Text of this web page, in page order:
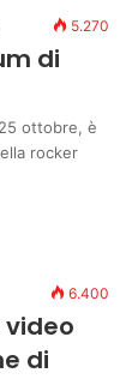
5.270
di
ottobre, è
rocker
6.400
video
di